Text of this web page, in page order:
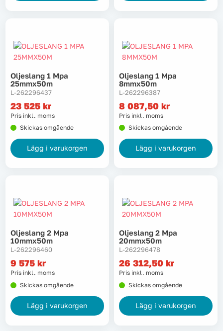
Oljeslang 1 Mpa
25mmx50m
L-262296437
23 525 kr
Pris inkl. moms
Skickas omgående
Lägg i varukorgen
Oljeslang 1 Mpa
8mmx50m
L-262296387
8 087,50 kr
Pris inkl. moms
Skickas omgående
Lägg i varukorgen
Oljeslang 2 Mpa
10mmx50m
L-262296460
9 575 kr
Pris inkl. moms
Skickas omgående
Lägg i varukorgen
Oljeslang 2 Mpa
20mmx50m
L-262296478
26 312,50 kr
Pris inkl. moms
Skickas omgående
Lägg i varukorgen